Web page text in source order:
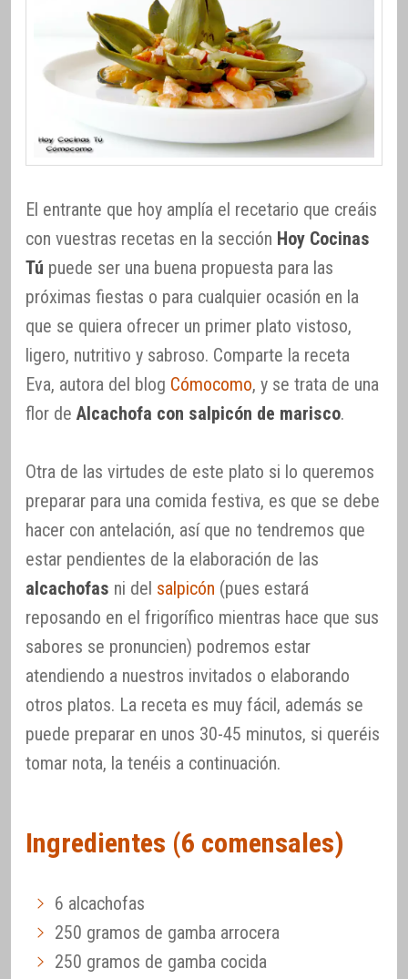
El entrante que hoy amplía el recetario que creáis
con vuestras recetas en la sección Hoy Cocinas
Tú puede ser una buena propuesta para las
próximas fiestas o para cualquier ocasión en la
que se quiera ofrecer un primer plato vistoso,
ligero, nutritivo y sabroso. Comparte la receta
Eva, autora del blog Cómocomo, y se trata de una
flor de Alcachofa con salpicón de marisco.
Otra de las virtudes de este plato si lo queremos
preparar para una comida festiva, es que se debe
hacer con antelación, así que no tendremos que
estar pendientes de la elaboración de las
alcachofas ni del salpicón (pues estará
reposando en el frigorífico mientras hace que sus
sabores se pronuncien) podremos estar
atendiendo a nuestros invitados o elaborando
otros platos. La receta es muy fácil, además se
puede preparar en unos 30-45 minutos, si queréis
tomar nota, la tenéis a continuación.
Ingredientes (6 comensales)
6 alcachofas
250 gramos de gamba arrocera
250 gramos de gamba cocida